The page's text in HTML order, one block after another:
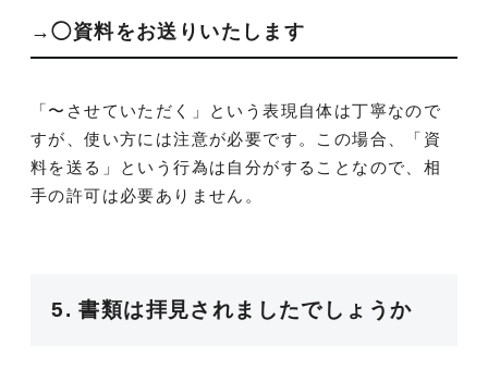
→◯資料をお送りいたします
「〜させていただく」という表現自体は丁寧なので
すが、使い方には注意が必要です。この場合、「資
料を送る」という行為は自分がすることなので、相
手の許可は必要ありません。
5. 書類は拝見されましたでしょうか